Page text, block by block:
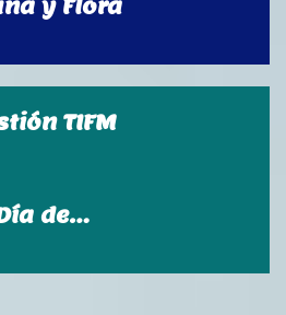
y Flora
TIFM
de…